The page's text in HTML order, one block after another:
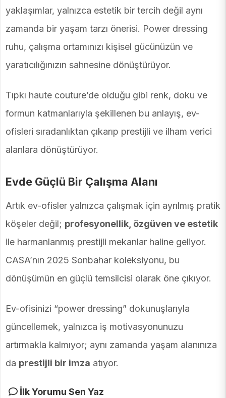
yaklaşımlar, yalnızca estetik bir tercih değil aynı
zamanda bir yaşam tarzı önerisi. Power dressing
ruhu, çalışma ortamınızı kişisel gücünüzün ve
yaratıcılığınızın sahnesine dönüştürüyor.
Tıpkı haute couture’de olduğu gibi renk, doku ve
formun katmanlarıyla şekillenen bu anlayış, ev-
ofisleri sıradanlıktan çıkarıp prestijli ve ilham verici
alanlara dönüştürüyor.
Evde Güçlü Bir Çalışma Alanı
Artık ev-ofisler yalnızca çalışmak için ayrılmış pratik
köşeler değil; profesyonellik, özgüven ve estetik
ile harmanlanmış prestijli mekanlar haline geliyor.
CASA’nın 2025 Sonbahar koleksiyonu, bu
dönüşümün en güçlü temsilcisi olarak öne çıkıyor.
Ev-ofisinizi “power dressing” dokunuşlarıyla
güncellemek, yalnızca iş motivasyonunuzu
artırmakla kalmıyor; aynı zamanda yaşam alanınıza
da prestijli bir imza atıyor.
İlk Yorumu Sen Yaz